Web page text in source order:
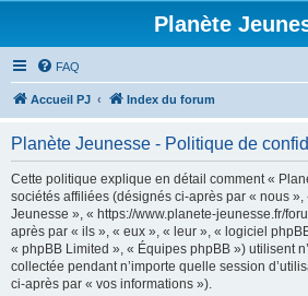
Planète
FAQ
Accueil PJ Index du forum
Planète Jeunesse - Politique de
Cette politique explique en détail comment «
sociétés affiliées (désignés ci-après par « nous »,
Jeunesse », « https://www.planete-jeunesse.fr/
après par « ils », « eux », « leur », « logiciel
« phpBB Limited », « Équipes phpBB ») utilisent
collectée pendant n’importe quelle session
ci-après par « vos informations »).